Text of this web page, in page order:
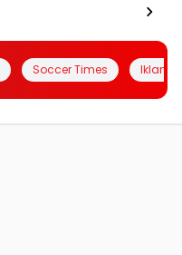
Soccer Times Iklanin